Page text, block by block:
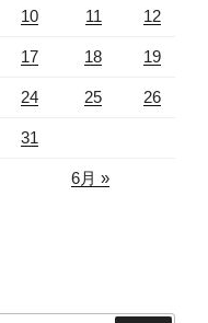
10 11 12
17 18 19
24 25 26
31
6月 »